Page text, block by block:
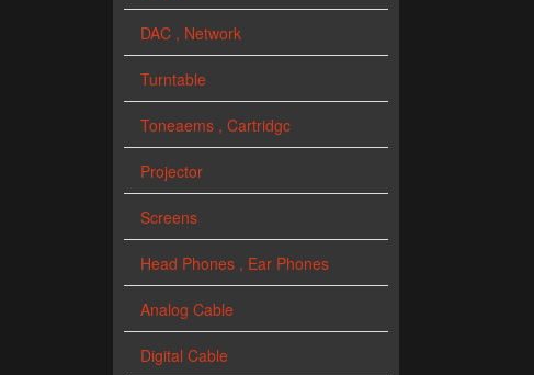
DAC , Network
Turntable
Toneaems , Cartridgc
Projector
Screens
Head Phones , Ear Phones
Analog Cable
Digital Cable